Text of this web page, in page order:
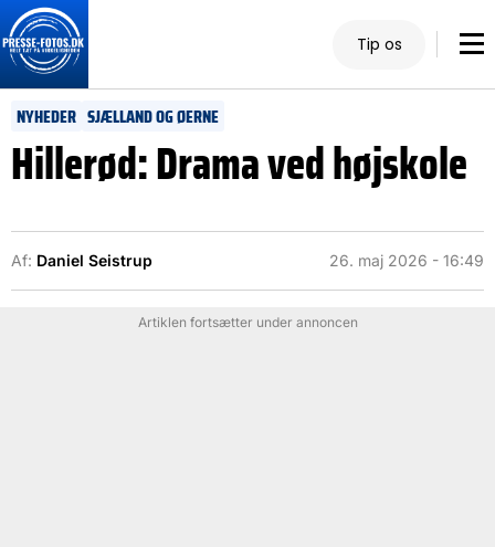
Tip os
NYHEDER SJÆLLAND OG ØERNE
Hillerød: Drama ved højskole
Af: Daniel Seistrup 26. maj 2026 - 16:49
Artiklen fortsætter under annoncen